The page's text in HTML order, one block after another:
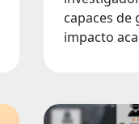
capaces
impacto